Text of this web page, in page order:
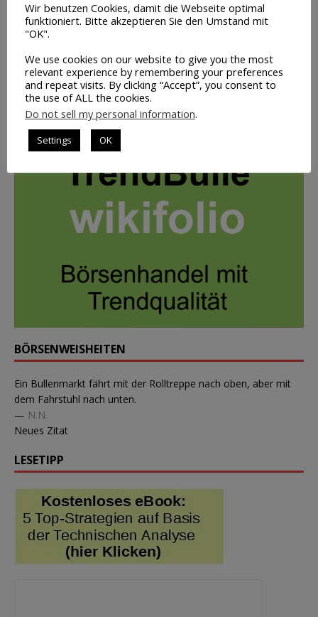
Volumen-
Trading
INFO
UNSER PORTFOLIO: BILD ANKLICKEN
BÖRSENWEISHEITEN
Ein Bullenmarkt fährt mit der Rolltreppe nach oben, aber mit
dem Fahrstuhl nach unten.
— N.N.
Neues Zitat
LESETIPP
Wir benutzen Cookies, damit die Webseite optimal
funktioniert. Bitte akzeptieren Sie den Umstand mit
"OK".
We use cookies on our website to give you the most
relevant experience by remembering your preferences
and repeat visits. By clicking “Accept”, you consent to
the use of ALL the cookies.
Do not sell my personal information.
Settings OK